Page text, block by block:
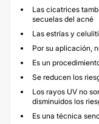
Las cicatrices
secuelas del acné
Las estrías y
Por su aplicación,
Es un
Se reducen los
Los rayos UV no
disminuidos los
Es una técnica